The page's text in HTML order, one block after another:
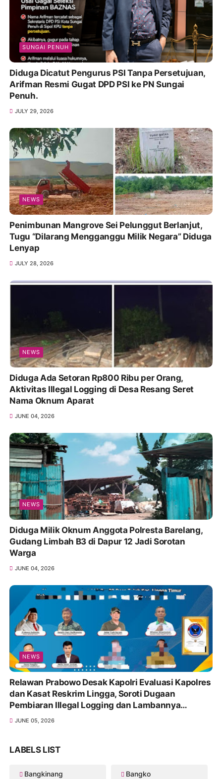
SUNGAI PENUH
Diduga Dicatut Pengurus PSI Tanpa Persetujuan,
Arifman Resmi Gugat DPD PSI ke PN Sungai
Penuh.
JULY 29, 2026
NEWS
Penimbunan Mangrove Sei Pelunggut Berlanjut,
Tugu “Dilarang Mengganggu Milik Negara” Diduga
Lenyap
JULY 28, 2026
NEWS
Diduga Ada Setoran Rp800 Ribu per Orang,
Aktivitas Illegal Logging di Desa Resang Seret
Nama Oknum Aparat
JUNE 04, 2026
NEWS
Diduga Milik Oknum Anggota Polresta Barelang,
Gudang Limbah B3 di Dapur 12 Jadi Sorotan
Warga
JUNE 04, 2026
NEWS
Relawan Prabowo Desak Kapolri Evaluasi Kapolres
dan Kasat Reskrim Lingga, Soroti Dugaan
Pembiaran Illegal Logging dan Lambannya
Penanganan Korupsi
JUNE 05, 2026
LABELS LIST
Bangkinang Bangko